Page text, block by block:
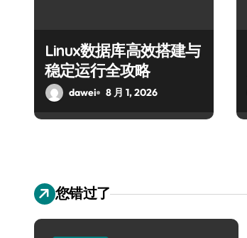
Linux数据库高效搭建与
稳定运行全攻略
dawei 8 月 1, 2026
您错过了